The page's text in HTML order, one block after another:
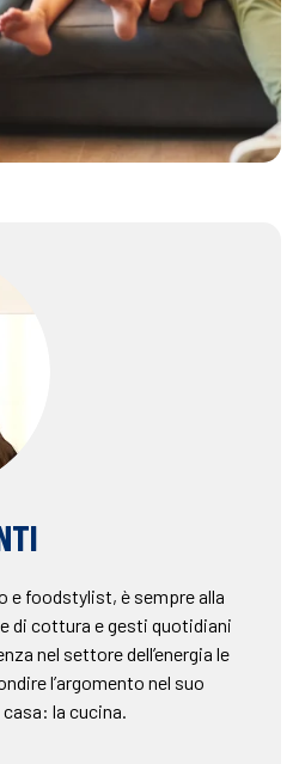
e foodstylist, è sempre alla
di cottura e gesti quotidiani
nel settore dell’energia le
l’argomento nel suo
la cucina.